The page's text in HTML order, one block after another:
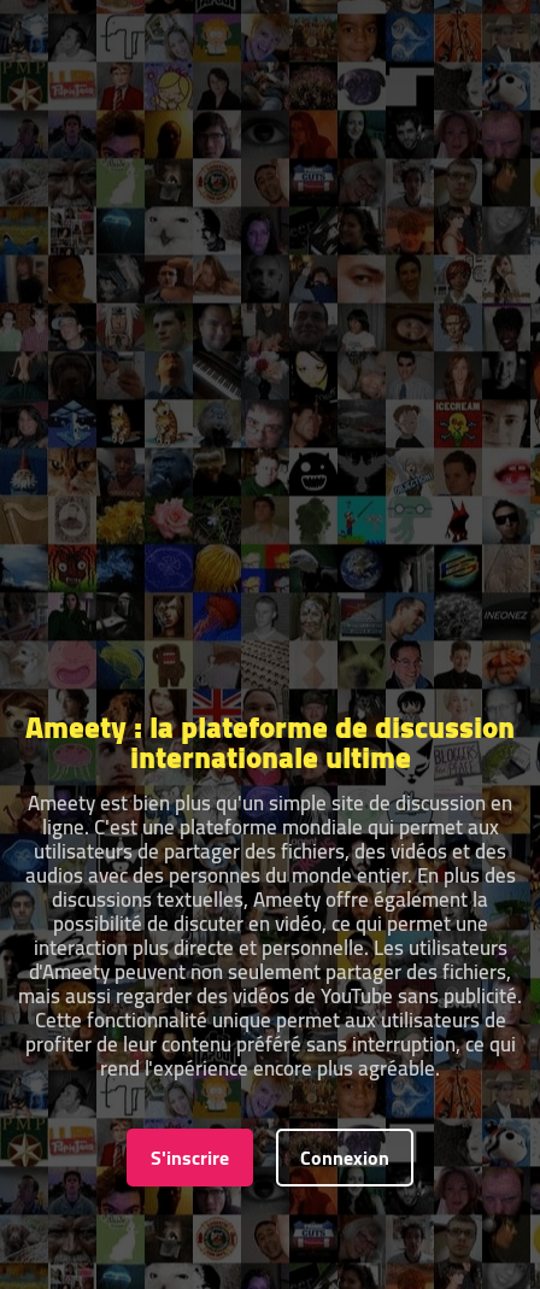
Ameety : la plateforme de discussion
internationale ultime
Ameety est bien plus qu'un simple site de discussion en
ligne. C'est une plateforme mondiale qui permet aux
utilisateurs de partager des fichiers, des vidéos et des
audios avec des personnes du monde entier. En plus des
discussions textuelles, Ameety offre également la
possibilité de discuter en vidéo, ce qui permet une
interaction plus directe et personnelle. Les utilisateurs
d'Ameety peuvent non seulement partager des fichiers,
mais aussi regarder des vidéos de YouTube sans publicité.
Cette fonctionnalité unique permet aux utilisateurs de
profiter de leur contenu préféré sans interruption, ce qui
rend l'expérience encore plus agréable.
S'inscrire Connexion